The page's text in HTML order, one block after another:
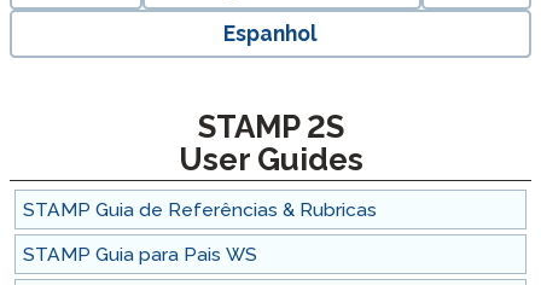
Espanhol
STAMP 2S
User Guides
STAMP Guia de Referências & Rubricas
STAMP Guia para Pais WS